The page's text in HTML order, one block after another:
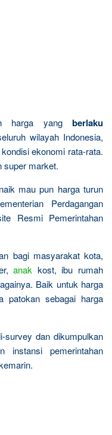
harga yang berlaku
wilayah Indonesia,
ekonomi rata-rata.
super market.
mau pun harga turun
Perdagangan
Resmi Pemerintahan
bagi masyarakat kota,
anak kost, ibu rumah
Baik untuk harga
patokan sebagai harga
survey dan dikumpulkan
instansi pemerintahan